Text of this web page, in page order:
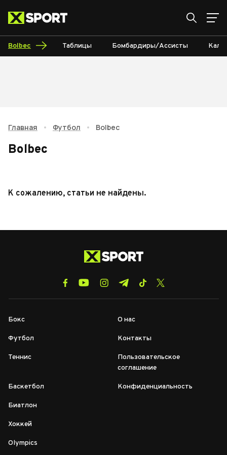
Bolbec Таблицы Бомбардиры/Ассисты
Главная • Футбол • Bolbec
Bolbec
К сожалению, статьи не найдены.
Бокс
Футбол
Теннис
Баскетбол
Биатлон
Хоккей
Olympics
О нас
Контакты
Пользовательское
соглашение
Конфиденциальность